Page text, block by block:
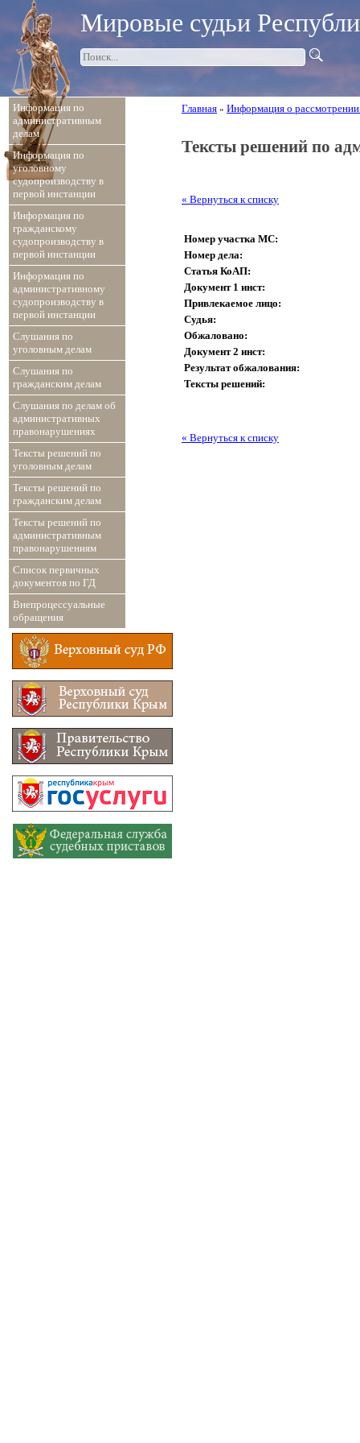
Информация по
административным
делам
Информация по
уголовному
судопроизводству в
первой инстанции
Информация по
гражданскому
судопроизводству в
первой инстанции
Информация по
административному
судопроизводству в
первой инстанции
Слушания по
уголовным делам
Слушания по
гражданским делам
Слушания по делам об
административных
правонарушениях
Тексты решений по
уголовным делам
Тексты решений по
гражданским делам
Тексты решений по
административным
правонарушениям
Список первичных
документов по ГД
Внепроцессуальные
обращения
Мировые судьи
Главная » Информация о рассмотрении
Тексты решений по
« Вернуться к списку
Номер участка МС:
Номер дела:
Статья КоАП:
Документ 1 инст:
Привлекаемое лицо:
Судья:
Обжаловано:
Документ 2 инст:
Результат обжалования:
Тексты решений:
« Вернуться к списку